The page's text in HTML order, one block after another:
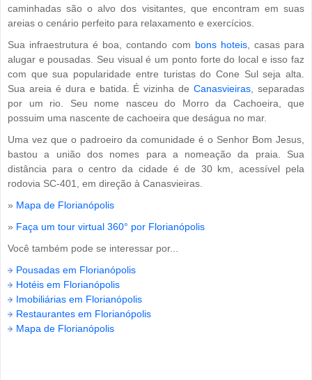
caminhadas são o alvo dos visitantes, que encontram em suas
areias o cenário perfeito para relaxamento e exercícios.
Sua infraestrutura é boa, contando com bons hoteis, casas para
alugar e pousadas. Seu visual é um ponto forte do local e isso faz
com que sua popularidade entre turistas do Cone Sul seja alta.
Sua areia é dura e batida. É vizinha deCanasvieiras , separadas
por um rio. Seu nome nasceu do Morro da Cachoeira, que
possuim uma nascente de cachoeira que deságua no mar.
Uma vez que o padroeiro da comunidade é o Senhor Bom Jesus,
bastou a união dos nomes para a nomeação da praia. Sua
distância para o centro da cidade é de 30 km, acessível pela
rodovia SC-401, em direção à Canasvieiras.
» Mapa de Florianópolis
» Faça um tour virtual 360° por Florianópolis
Você também pode se interessar por...
Pousadas em Florianópolis
Hotéis em Florianópolis
Imobiliárias em Florianópolis
Restaurantes em Florianópolis
Mapa de Florianópolis